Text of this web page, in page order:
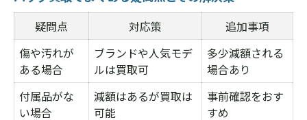
疑問点 対応策
追加事項
傷や汚れが
ある場合
ブランドや人気モデ
ルは買取可
多少減額される
場合あり
付属品がな
い場合
減額はあるが買取は
可能
事前確認をおす
すめ